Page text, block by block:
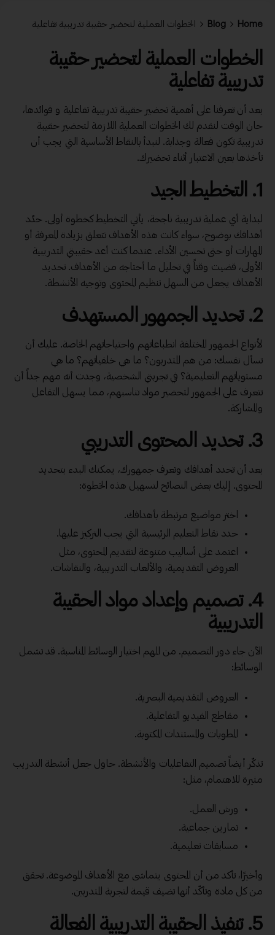
Home
Blog الخطوات العملية لتحضير حقيبة تدريبية تفاعلية
الخطوات العملية لتحضير حقيبة
تدريبية تفاعلية
بعد أن تعرفنا على أهمية تحضير حقيبة تدريبية تفاعلية و فوائدها،
حان الوقت لنقدم لك الخطوات العملية اللازمة لتحضير حقيبة
تدريبية تكون فعالة وجذابة. لنبدأ بالنقاط الأساسية التي يجب أن
تأخذها بعين الاعتبار أثناء تحضيرك.
1. التخطيط الجيد
لبداية أي عملية تدريبية ناجحة، يأتي التخطيط كخطوة أولى. حدّد
أهدافك بوضوح، سواء كانت هذه الأهداف تتعلق بزيادة المعرفة أو
المهارات أو حتى تحسين الأداء. عندما كنت أعد حقيبتي التدريبية
الأولى، قضيت وقتاً في تحليل ما أحتاجه من الأهداف. تحديد
الأهداف يجعل من السهل تنظيم المحتوى وتوجيه الأنشطة.
2. تحديد الجمهور المستهدف
لأنواع الجمهور المختلفة انطباعاتهم واحتياجاتهم الخاصة. عليك أن
تسأل نفسك: من هم المتدربون؟ ما هي خلفياتهم؟ ما هي
مستوياتهم التعليمية؟ في تجربتي الشخصية، وجدت أنه مهم جداً أن
تتعرف على الجمهور لتحضير مواد تناسبهم، مما يسهل التفاعل
والمشاركة.
3. تحديد المحتوى التدريبي
بعد أن تحدد أهدافك وتعرف جمهورك، يمكنك البدء بتحديد
المحتوى. إليك بعض النصائح لتسهيل هذه الخطوة:
اختر مواضيع مرتبطة بأهدافك.
حدد نقاط التعليم الرئيسية التي يجب التركيز عليها.
اعتمد على أساليب متنوعة لتقديم المحتوى، مثل
العروض التقديمية، والألعاب التدريبية، والنقاشات.
4. تصميم وإعداد مواد الحقيبة
التدريبية
الآن جاء دور التصميم. من المهم اختيار الوسائط المناسبة. قد تشمل
الوسائط:
العروض التقديمية البصرية.
مقاطع الفيديو التفاعلية.
المطويات والمستندات المكتوبة.
تذكّر أيضاً تصميم التفاعليات والأنشطة. حاول جعل أنشطة التدريب
مثيرة للاهتمام، مثل:
ورش العمل.
تمارين جماعية.
مسابقات تعليمية.
وأخيرًا، تأكد من أن المحتوى يتماشى مع الأهداف الموضوعة. تحقق
من كل مادة وتأكّد أنها تضيف قيمة لتجربة المتدربين.
5. تنفيذ الحقيبة التدريبية الفعالة